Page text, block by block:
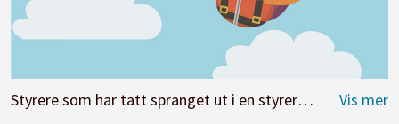
Styrere som har tatt spranget ut i en styrerutdanning forteller at det har hatt stor innvirkning på deres arbeidsmåter, viser undersøkelse. Illustrasjon: Fotolia.com